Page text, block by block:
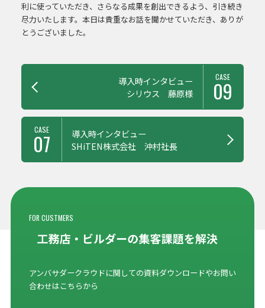
利に使っていただき、さらなる成果を創出できるよう、引き続き
尽力いたします。本日は貴重なお話を聞かせていただき、ありが
とうございました。
前
記
事
CASE
09
導入時インタビュー
シリウス 藤原様
CASE
07
導入時インタビュー
SHiTEN株式会社 沖村社長
FOR CUSTMERS
アンバサダークラウドに関しての資料ダウンロードやお問い
合わせはこちらから